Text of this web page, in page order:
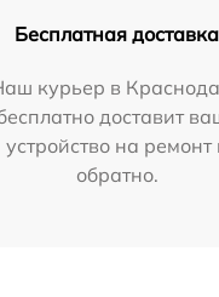
Бесплатная доставка
курьер в
доставит
устройство на ремонт
обратно.